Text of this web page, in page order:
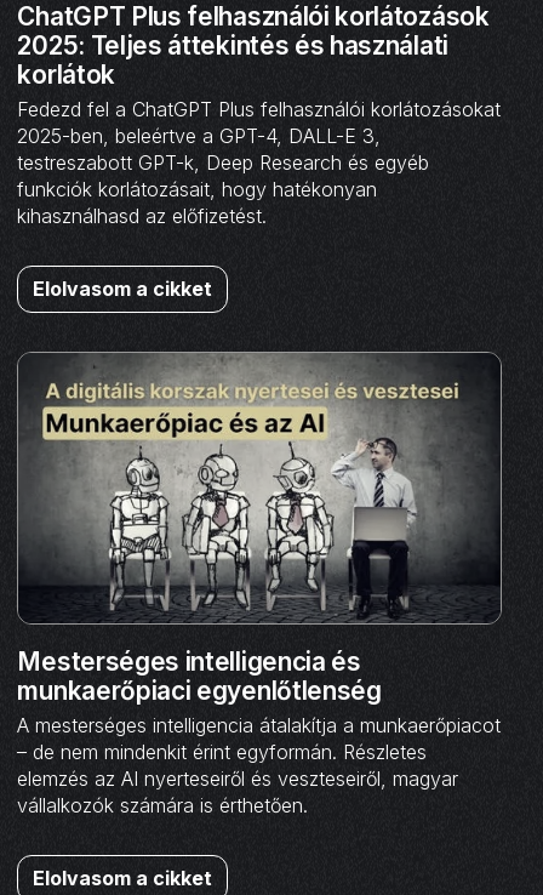
ChatGPT Plus felhasználói korlátozások
2025: Teljes áttekintés és használati
korlátok
Fedezd fel a ChatGPT Plus felhasználói korlátozásokat
2025-ben, beleértve a GPT-4, DALL-E 3,
testreszabott GPT-k, Deep Research és egyéb
funkciók korlátozásait, hogy hatékonyan
kihasználhasd az előfizetést.
Elolvasom a cikket
Mesterséges intelligencia és
munkaerőpiaci egyenlőtlenség
A mesterséges intelligencia átalakítja a munkaerőpiacot
– de nem mindenkit érint egyformán. Részletes
elemzés az AI nyerteseiről és veszteseiről, magyar
vállalkozók számára is érthetően.
Elolvasom a cikket